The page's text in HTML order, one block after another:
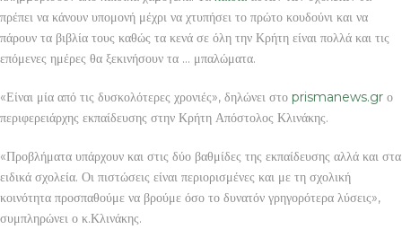
πρέπει να κάνουν υπομονή μέχρι να χτυπήσει το πρώτο κουδούνι και να
πάρουν τα βιβλία τους καθώς τα κενά σε όλη την Κρήτη είναι πολλά και τις
επόμενες ημέρες θα ξεκινήσουν τα … μπαλώματα.
«Είναι μία από τις δυσκολότερες χρονιές», δηλώνει στο prismanews.gr ο
περιφερειάρχης εκπαίδευσης στην Κρήτη Απόστολος Κλινάκης.
«Προβλήματα υπάρχουν και στις δύο βαθμίδες της εκπαίδευσης αλλά και στα
ειδικά σχολεία. Οι πιστώσεις είναι περιορισμένες και με τη σχολική
κοινότητα προσπαθούμε να βρούμε όσο το δυνατόν γρηγορότερα λύσεις»,
συμπληρώνει ο κ.Κλινάκης.